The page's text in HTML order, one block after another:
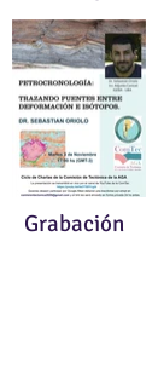
Grabación